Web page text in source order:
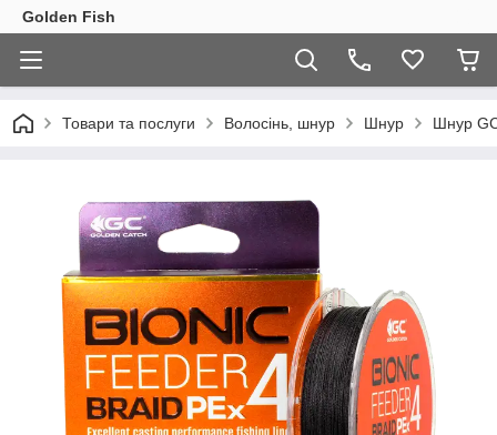
Golden Fish
Товари та послуги Волосінь, шнур Шнур Шнур